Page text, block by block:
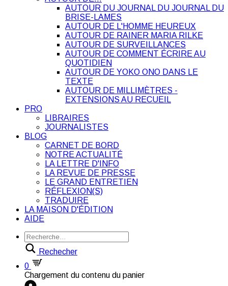
AUTOUR DU JOURNAL DU JOURNAL DU
BRISE-LAMES
AUTOUR DE L'HOMME HEUREUX
AUTOUR DE RAINER MARIA RILKE
AUTOUR DE SURVEILLANCES
AUTOUR DE COMMENT ÉCRIRE AU
QUOTIDIEN
AUTOUR DE YOKO ONO DANS LE
TEXTE
AUTOUR DE MILLIMÈTRES -
EXTENSIONS AU RECUEIL
PRO
LIBRAIRES
JOURNALISTES
BLOG
CARNET DE BORD
NOTRE ACTUALITÉ
LA LETTRE D'INFO
LA REVUE DE PRESSE
LE GRAND ENTRETIEN
RÉFLEXION(S)
TRADUIRE
LA MAISON D'ÉDITION
AIDE
Rechecher
0
Chargement du contenu du panier